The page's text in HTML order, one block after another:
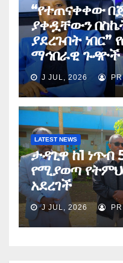
“የተጠናቀቀው
ያቀዷቸውን
ያደረጉበት ነበር”
ማኅበራዊ
J JUL, 2026
LATEST NEWS
ታዳጊዋ ከ1 ነጥብ
የሚያወጣ
አደረገች
J JUL, 2026